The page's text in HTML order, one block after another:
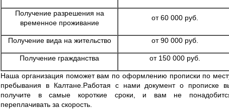
Получение разрешения на
временное проживание
от 60 000 руб.
Получение вида на жительство от 90 000 руб.
Получение гражданства от 150 000 руб.
Наша организация поможет вам по оформлению прописки по
пребывания в Калтане.Работая с нами документ о прописке
получите в самые короткие сроки, и вам не
переплачивать за скорость.